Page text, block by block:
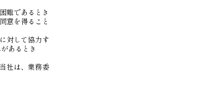
難であるとき
意を得ること
対して協力す
あるとき
社は、業務委